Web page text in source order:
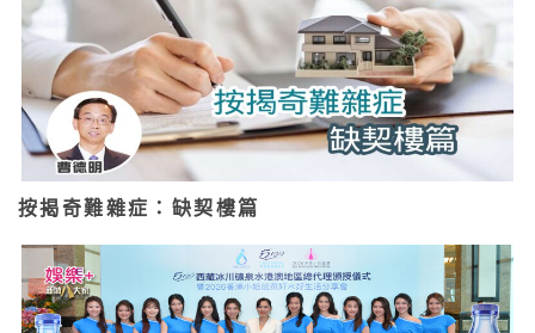
按揭奇難雜症：缺契樓篇